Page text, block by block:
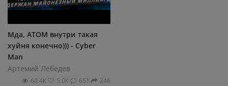
Мда, АТОМ внутри такая
хуйня конечно))) - Cyber
Man
Артемий Лебедев
60.4К 5.0К 651 246